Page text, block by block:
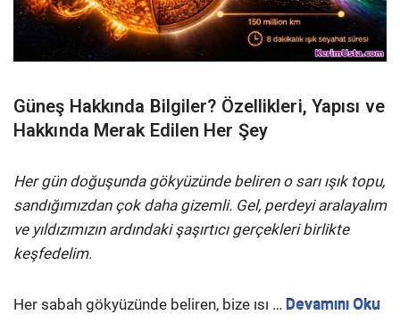
Güneş Hakkında Bilgiler? Özellikleri, Yapısı ve
Hakkında Merak Edilen Her Şey
Her gün doğuşunda gökyüzünde beliren o sarı ışık topu,
sandığımızdan çok daha gizemli. Gel, perdeyi aralayalım
ve yıldızımızın ardındaki şaşırtıcı gerçekleri birlikte
keşfedelim.
Her sabah gökyüzünde beliren, bize ısı … Devamını Oku